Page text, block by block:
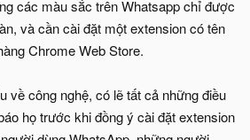
các màu sắc trên Whatsapp chỉ được
và cần cài đặt một extension có tên
Chrome Web Store.
về công nghệ, có lẽ tất cả những điều
họ trước khi đồng ý cài đặt extension